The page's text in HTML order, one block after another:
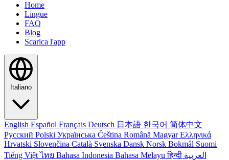
Home
Lingue
FAQ
Blog
Scarica l'app
Italiano
English Español Français Deutsch 日本語 한국어 简体中文
Русский Polski Українська Čeština Română MagyarΕλληνικά
Hrvatski Slovenčina Català Svenska Dansk Norsk Bokmål Suomi
Tiếng Việtไทย Bahasa Indonesia Bahasa Melayuहिन्दी العربية